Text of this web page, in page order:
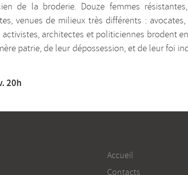
de la broderie. Douze femmes
venues de milieux très différents :
activistes, architectes et politiciennes brodent
patrie, de leur dépossession, et de leur foi
20h
Accueil
Contacts